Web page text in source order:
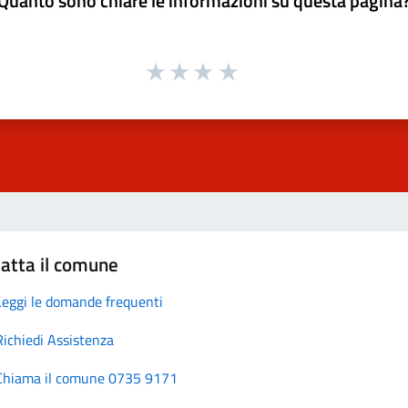
il comune
le domande frequenti
Assistenza
il comune 0735 9171